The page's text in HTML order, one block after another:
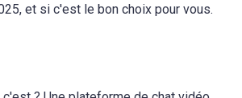
et si c'est le bon choix pour vous.